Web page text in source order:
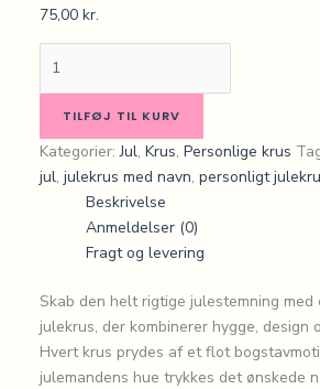
75,00 kr.
TILFØJ TIL KURV
Kategorier:Jul, Krus, Personlige krus
jul, julekrus med navn, personligt
Beskrivelse
Anmeldelser (0)
Fragt og levering
Skab den helt rigtige julestemning
julekrus, der kombinerer hygge, design
Hvert krus prydes af et flot
julemandens hue trykkes det ønskede